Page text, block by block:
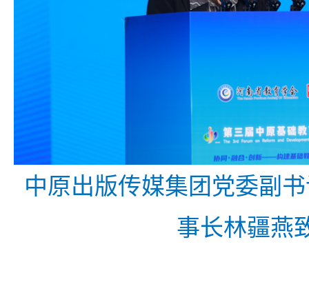
中原出版传媒集团党委副
事长林疆燕